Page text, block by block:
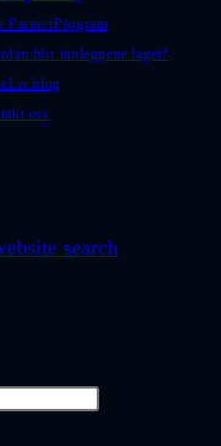
PartnerProgram
blir innleggene laget?
oss
search